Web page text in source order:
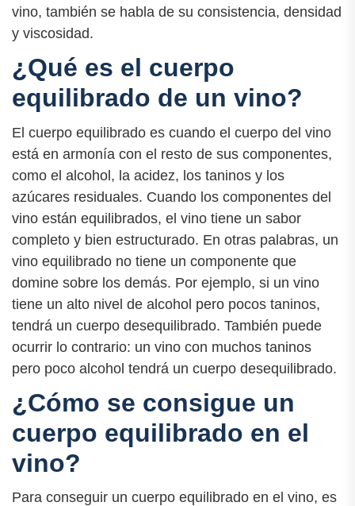
vino, también se habla de su consistencia, densidad
y viscosidad.
¿Qué es el cuerpo
equilibrado de un vino?
El cuerpo equilibrado es cuando el cuerpo del vino
está en armonía con el resto de sus componentes,
como el alcohol, la acidez, los taninos y los
azúcares residuales. Cuando los componentes del
vino están equilibrados, el vino tiene un sabor
completo y bien estructurado. En otras palabras, un
vino equilibrado no tiene un componente que
domine sobre los demás. Por ejemplo, si un vino
tiene un alto nivel de alcohol pero pocos taninos,
tendrá un cuerpo desequilibrado. También puede
ocurrir lo contrario: un vino con muchos taninos
pero poco alcohol tendrá un cuerpo desequilibrado.
¿Cómo se consigue un
cuerpo equilibrado en el
vino?
Para conseguir un cuerpo equilibrado en el vino, es